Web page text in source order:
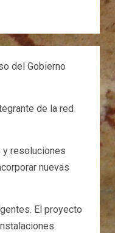
del Gobierno
de la red
y resoluciones
nuevas
El proyecto